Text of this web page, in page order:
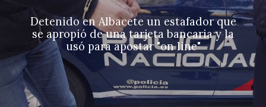
Detenido en Albacete un estafador que
se apropió de una tarjeta bancaria y la
usó para apostar "on line"